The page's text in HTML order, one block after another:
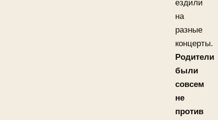
ездили
на
разные
концерты.
Родители
были
совсем
не
против